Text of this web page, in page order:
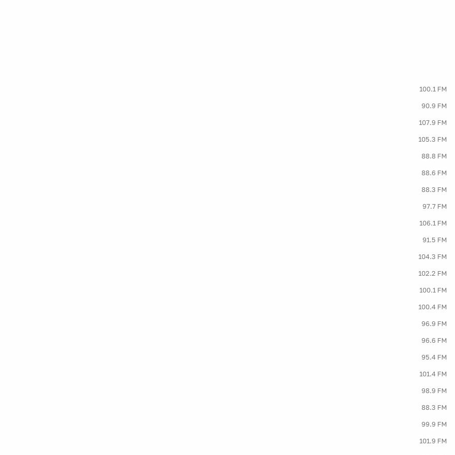
100.1 FM
90.9 FM
107.9 FM
105.3 FM
88.8 FM
88.6 FM
88.3 FM
97.7 FM
106.1 FM
91.5 FM
104.3 FM
102.2 FM
100.1 FM
100.4 FM
96.9 FM
96.6 FM
95.4 FM
101.4 FM
98.9 FM
88.3 FM
99.9 FM
101.9 FM